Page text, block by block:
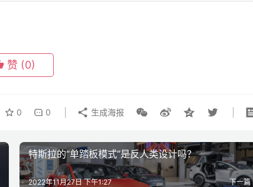
赞 (0)
0 0 生成海报
特斯拉的“单踏板模式”是反人类设计吗？
下一篇
2022年11月27日 下午1:27